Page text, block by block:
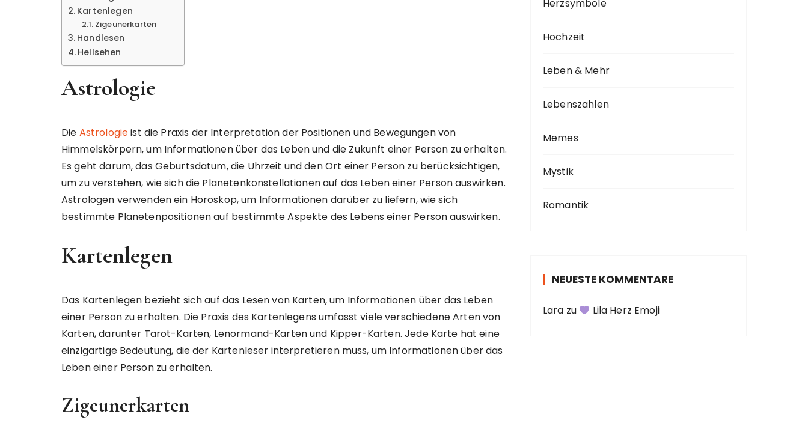
Kartenlegen
Zigeunerkarten
Handlesen
Hellsehen
Astrologie
Die Astrologieist die Praxis der Interpretation der Positionen und Bewegungen von
Himmelskörpern, um Informationen über das Leben und die Zukunft einer Person zu erhalten.
Es geht darum, das Geburtsdatum, die Uhrzeit und den Ort einer Person zu berücksichtigen,
um zu verstehen, wie sich die Planetenkonstellationen auf das Leben einer Person auswirken.
Astrologen verwenden ein Horoskop, um Informationen darüber zu liefern, wie sich
bestimmte Planetenpositionen auf bestimmte Aspekte des Lebens einer Person auswirken.
Kartenlegen
Das Kartenlegen bezieht sich auf das Lesen von Karten, um Informationen über das Leben
einer Person zu erhalten. Die Praxis des Kartenlegens umfasst viele verschiedene Arten von
Karten, darunter Tarot-Karten, Lenormand-Karten und Kipper-Karten. Jede Karte hat eine
einzigartige Bedeutung, die der Kartenleser interpretieren muss, um Informationen über das
Leben einer Person zu erhalten.
Zigeunerkarten
Herzsymbole
Hochzeit
Leben & Mehr
Lebenszahlen
Memes
Mystik
Romantik
NEUESTE KOMMENTARE
Lara zu Lila Herz Emoji